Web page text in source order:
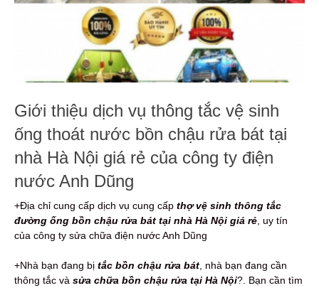
Giới thiệu dịch vụ thông tắc vệ sinh
ống thoát nước bồn chậu rửa bát tại
nhà Hà Nội giá rẻ của công ty điện
nước Anh Dũng
+Địa chỉ cung cấp dịch vụ cung cấp thợ vệ sinh thông tắc
đường ống bồn chậu rửa bát tại nhà Hà Nội giá rẻ , uy tín
của công ty sửa chữa điện nước Anh Dũng
+Nhà bạn đang bị tắc bồn chậu rửa bát , nhà bạn đang cần
thông tắc và sửa chữa bồn chậu rửa tại Hà Nội?. Bạn cần tìm